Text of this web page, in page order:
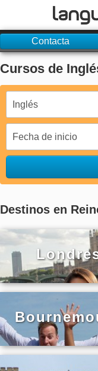
Contacto
EXPLORAR
Identifícate
Contacta
Cursos de
Destinos en